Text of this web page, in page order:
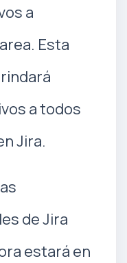
a
Esta
a todos
Jira.
de Jira
estará en